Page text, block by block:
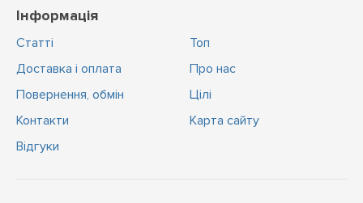
Інформація
Статті
Доставка і оплата
Повернення, обмін
Контакти
Відгуки
Топ
Про нас
Цiлi
Карта сайту